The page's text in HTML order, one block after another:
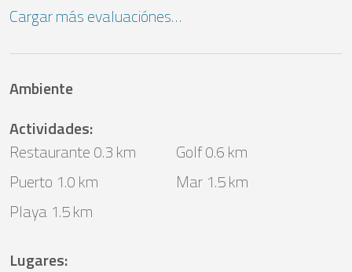
Cargar más evaluaciónes…
Ambiente
Actividades:
Restaurante 0.3 km
Golf 0.6 km
Puerto 1.0 km
Mar 1.5 km
Playa 1.5 km
Lugares: